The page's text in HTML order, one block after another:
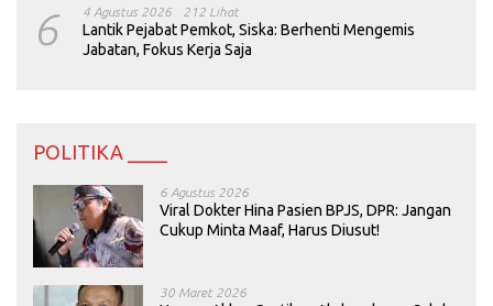
6 4 Agustus 2026 212 Lihat
Lantik Pejabat Pemkot, Siska: Berhenti Mengemis
Jabatan, Fokus Kerja Saja
POLITIKA ____
6 Agustus 2026
Viral Dokter Hina Pasien BPJS, DPR: Jangan
Cukup Minta Maaf, Harus Diusut!
30 Maret 2026